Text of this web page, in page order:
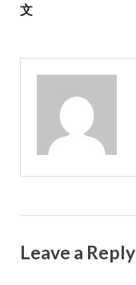
文
Leave a Reply